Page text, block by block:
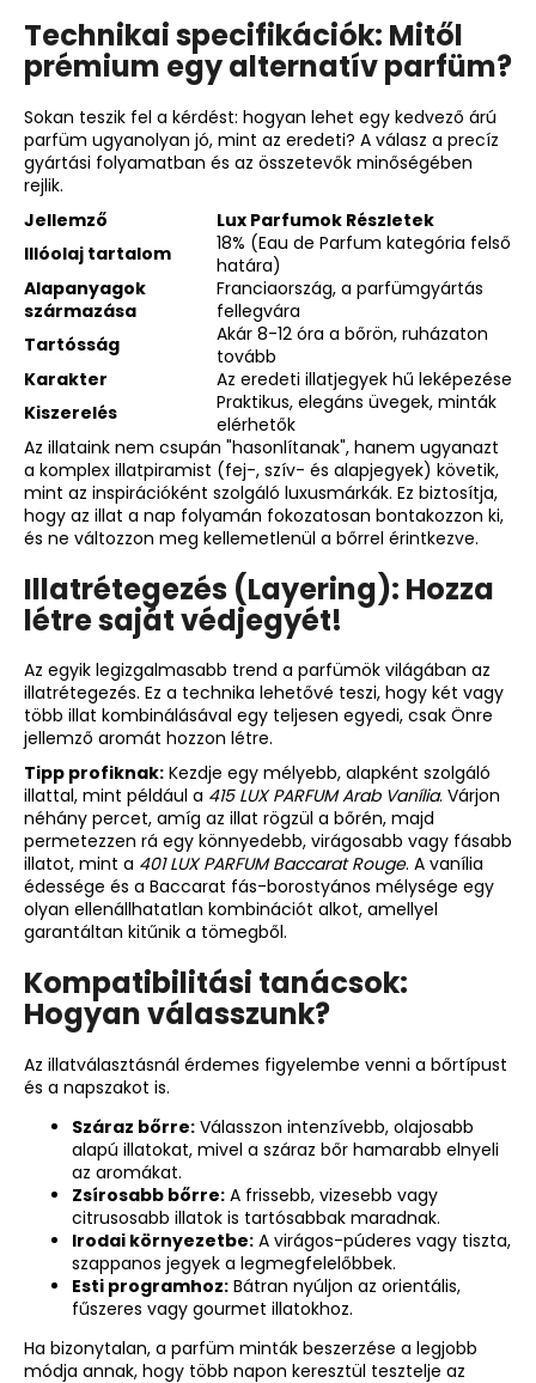
Technikai specifikációk: Mitől
prémium egy alternatív parfüm?
Sokan teszik fel a kérdést: hogyan lehet egy kedvező árú
parfüm ugyanolyan jó, mint az eredeti? A válasz a precíz
gyártási folyamatban és az összetevők minőségében
rejlik.
Jellemző
Lux Parfumok Részletek
Illóolaj tartalom
18% (Eau de Parfum kategória felső
határa)
Alapanyagok
származása
Franciaország, a parfümgyártás
fellegvára
Tartósság
Akár 8-12 óra a bőrön, ruházaton
tovább
Karakter
Az eredeti illatjegyek hű leképezése
Kiszerelés
Praktikus, elegáns üvegek, minták
elérhetők
Az illataink nem csupán "hasonlítanak", hanem ugyanazt
a komplex illatpiramist (fej-, szív- és alapjegyek) követik,
mint az inspirációként szolgáló luxusmárkák. Ez biztosítja,
hogy az illat a nap folyamán fokozatosan bontakozzon ki,
és ne változzon meg kellemetlenül a bőrrel érintkezve.
Illatrétegezés (Layering): Hozza
létre saját védjegyét!
Az egyik legizgalmasabb trend a parfümök világában az
illatrétegezés. Ez a technika lehetővé teszi, hogy két vagy
több illat kombinálásával egy teljesen egyedi, csak Önre
jellemző aromát hozzon létre.
Tipp profiknak: Kezdje egy mélyebb, alapként szolgáló
illattal, mint például a 415 LUX PARFUM Arab Vanília. Várjon
néhány percet, amíg az illat rögzül a bőrén, majd
permetezzen rá egy könnyedebb, virágosabb vagy fásabb
illatot, mint a 401 LUX PARFUM Baccarat Rouge. A vanília
édessége és a Baccarat fás-borostyános mélysége egy
olyan ellenállhatatlan kombinációt alkot, amellyel
garantáltan kitűnik a tömegből.
Kompatibilitási tanácsok:
Hogyan válasszunk?
Az illatválasztásnál érdemes figyelembe venni a bőrtípust
és a napszakot is.
Száraz bőrre: Válasszon intenzívebb, olajosabb
alapú illatokat, mivel a száraz bőr hamarabb elnyeli
az aromákat.
Zsírosabb bőrre: A frissebb, vizesebb vagy
citrusosabb illatok is tartósabbak maradnak.
Irodai környezetbe: A virágos-púderes vagy tiszta,
szappanos jegyek a legmegfelelőbbek.
Esti programhoz: Bátran nyúljon az orientális,
fűszeres vagy gourmet illatokhoz.
Ha bizonytalan, a parfüm minták beszerzése a legjobb
módja annak, hogy több napon keresztül tesztelje az